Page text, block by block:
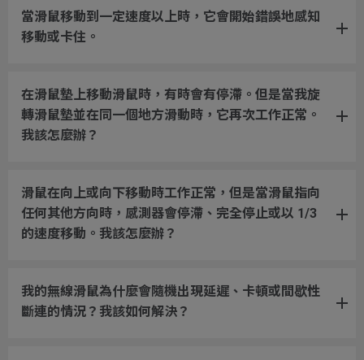
當滑鼠移動到一定速度以上時，它會開始錯誤地感知
移動或卡住。
在滑鼠墊上移動滑鼠時，有時會有停滯。但是當我旋
轉滑鼠墊並在同一個地方滑動時，它再次工作正常。
我該怎麼辦？
滑鼠在向上或向下移動時工作正常，但是當滑鼠指向
任何其他方向時，感測器會停滯、完全停止或以 1/3
的速度移動。我該怎麼辦？
我的無線滑鼠為什麼會隨機出現延遲、卡頓或間歇性
斷連的情況？我該如何解決？